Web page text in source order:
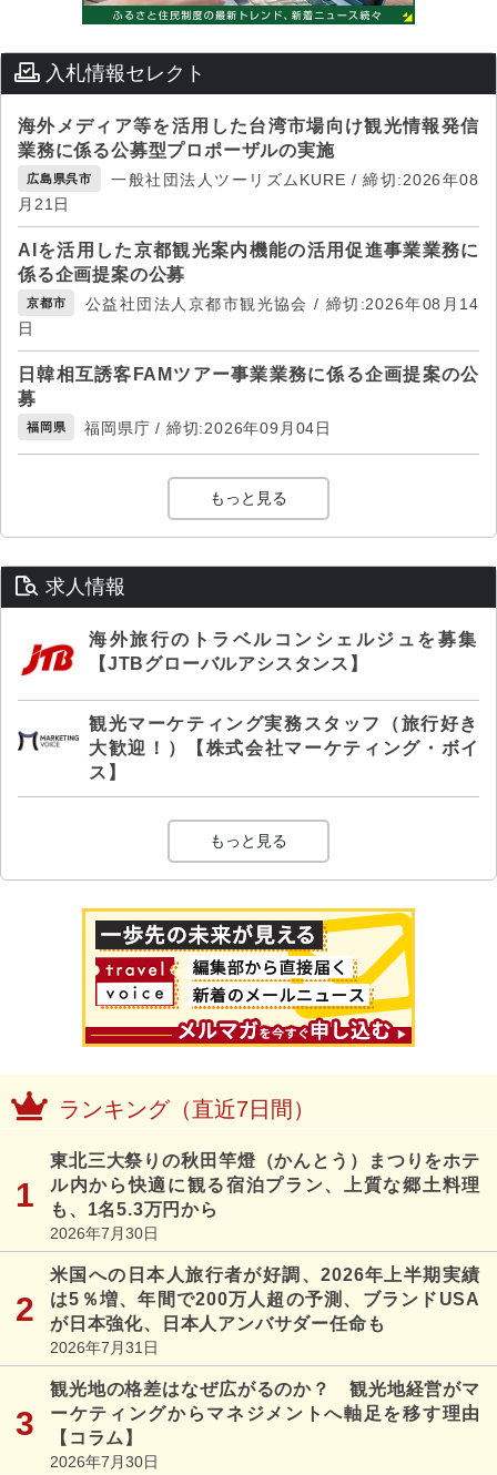
入札情報セレクト
海外メディア等を活用した台湾市場向け観光情報発信
業務に係る公募型プロポーザルの実施
広島県呉市
一般社団法人ツーリズムKURE / 締切:2026年08
月21日
AIを活用した京都観光案内機能の活用促進事業業務に
係る企画提案の公募
京都市
公益社団法人京都市観光協会 / 締切:2026年08月14
日
日韓相互誘客FAMツアー事業業務に係る企画提案の公
募
福岡県 福岡県庁 / 締切:2026年09月04日
もっと見る
求人情報
海外旅行のトラベルコンシェルジュを募集
【JTBグローバルアシスタンス】
観光マーケティング実務スタッフ（旅行好き
大歓迎！）【株式会社マーケティング・ボイ
ス】
もっと見る
ランキング（直近7日間）
東北三大祭りの秋田竿燈（かんとう）まつりをホテ
ル内から快適に観る宿泊プラン、上質な郷土料理
も、1名5.3万円から
2026年7月30日
米国への日本人旅行者が好調、2026年上半期実績
は5％増、年間で200万人超の予測、ブランドUSA
が日本強化、日本人アンバサダー任命も
2026年7月31日
観光地の格差はなぜ広がるのか？ 観光地経営がマ
ーケティングからマネジメントへ軸足を移す理由
【コラム】
2026年7月30日